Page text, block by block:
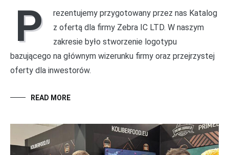
P
rezentujemy przygotowany przez nas Katalog
z ofertą dla firmy Zebra IC LTD. W naszym
zakresie było stworzenie logotypu
bazującego na głównym wizerunku firmy oraz przejrzystej
oferty dla inwestorów.
READ MORE